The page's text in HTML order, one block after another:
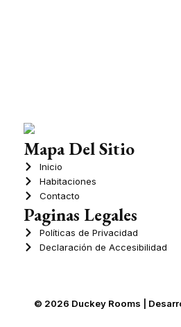
Mapa Del Sitio
Inicio
Habitaciones
Contacto
Paginas Legales
Políticas de Privacidad
Declaración de Accesibilidad
© 2026 Duckey Rooms |